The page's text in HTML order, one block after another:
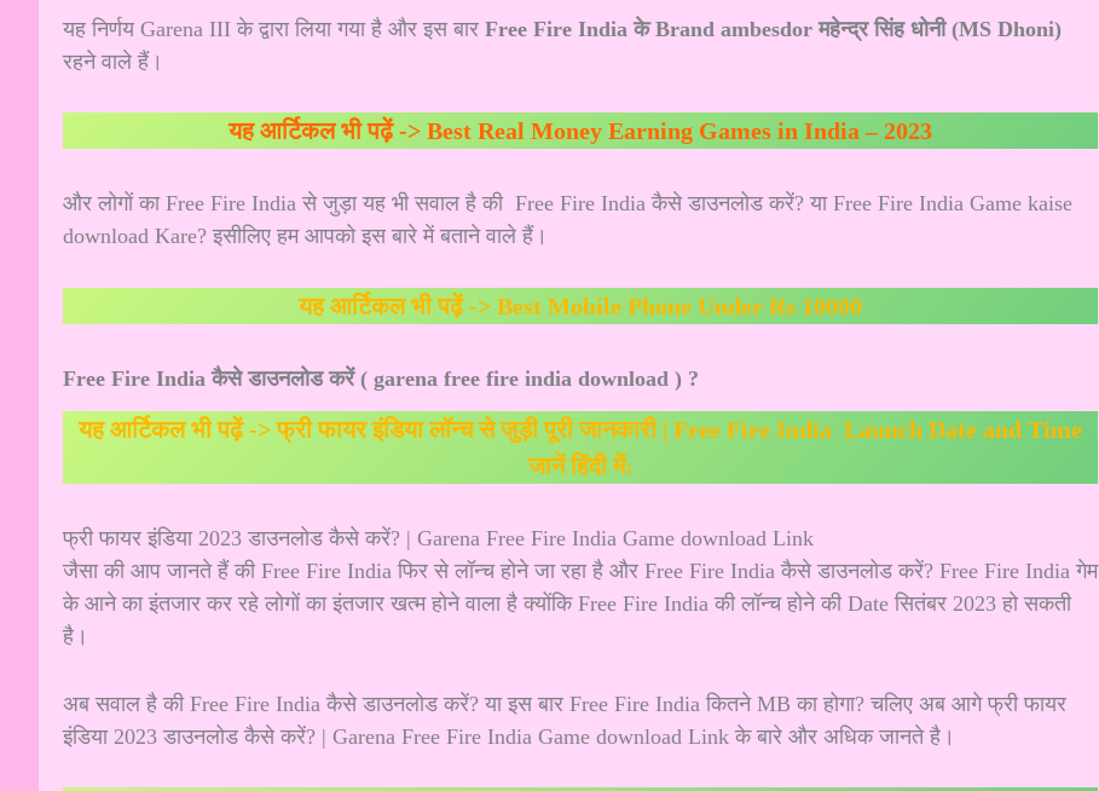
यह निर्णय Garena III के द्वारा लिया गया है और इस बार Free Fire India के Brand ambesdor महेन्द्र सिंह धोनी (MS Dhoni)
रहने वाले हैं।
यह आर्टिकल भी पढ़ें -> Best Real Money Earning Games in India – 2023
और लोगों का Free Fire India से जुड़ा यह भी सवाल है की Free Fire India कैसे डाउनलोड करें? या Free Fire India Game kaise
download Kare? इसीलिए हम आपको इस बारे में बताने वाले हैं।
यह आर्टिकल भी पढ़ें -> Best Mobile Phone Under Rs 10000
Free Fire India कैसे डाउनलोड करें ( garena free fire india download ) ?
यह आर्टिकल भी पढ़ें ->फ्री फायर इंडिया लॉन्च से जुड़ी पूरी जानकारी | Free Fire India Launch Date and Time
जानें हिंदी में:
फ्री फायर इंडिया 2023 डाउनलोड कैसे करें? | Garena Free Fire India Game download Link
जैसा की आप जानते हैं की Free Fire India फिर से लॉन्च होने जा रहा है और Free Fire India कैसे डाउनलोड करें? Free Fire India गेम
के आने का इंतजार कर रहे लोगों का इंतजार खत्म होने वाला है क्योंकि Free Fire India की लॉन्च होने की Date सितंबर 2023 हो सकती
है।
अब सवाल है की Free Fire India कैसे डाउनलोड करें? या इस बार Free Fire India कितने MB का होगा? चलिए अब आगे फ्री फायर
इंडिया 2023 डाउनलोड कैसे करें? | Garena Free Fire India Game download Link के बारे और अधिक जानते है।